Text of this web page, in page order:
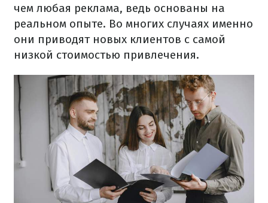
чем любая реклама, ведь основаны на
реальном опыте. Во многих случаях именно
они приводят новых клиентов с самой
низкой стоимостью привлечения.